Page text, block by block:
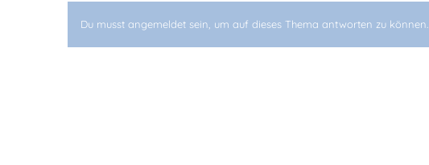
Du musst angemeldet sein, um auf dieses Thema antworten zu können.